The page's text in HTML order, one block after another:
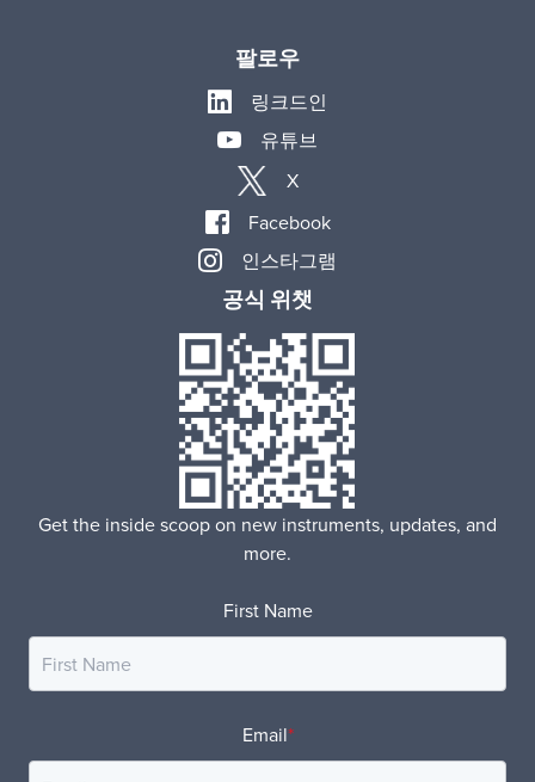
팔로우
링크드인
유튜브
X
Facebook
인스타그램
공식 위챗
Get the inside scoop on new instruments, updates, and
more.
First Name
Email*